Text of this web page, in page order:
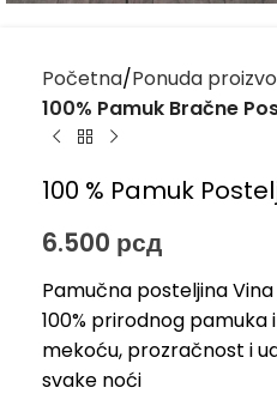
Početna Ponuda
100% Pamuk Bračne
100 % Pamuk
6.500 рсд
Pamučna posteljina
100% prirodnog pamuka
mekoću, prozračnost i
svake noći